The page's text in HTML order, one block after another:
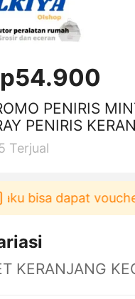
PENIRIS
PENIRIS
Terjual
bisa dapat voucher
KERANJANG